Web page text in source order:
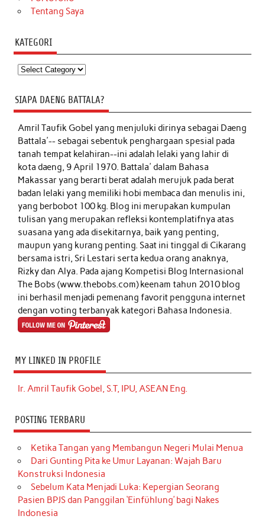
Tentang Saya
KATEGORI
Kategori
SIAPA DAENG BATTALA?
Amril Taufik Gobelyang menjuluki dirinya sebagai Daeng
Battala'-- sebagai sebentuk penghargaan spesial pada
tanah tempat kelahiran--ini adalah lelaki yang lahir di
kota daeng, 9 April 1970. Battala' dalam Bahasa
Makassar yang berarti berat adalah merujuk pada berat
badan lelaki yang memiliki hobi membaca dan menulis ini,
yang berbobot 100 kg. Blog ini merupakan kumpulan
tulisan yang merupakan refleksi kontemplatifnya atas
suasana yang ada disekitarnya, baik yang penting,
maupun yang kurang penting. Saat ini tinggal di Cikarang
bersama istri, Sri Lestari serta kedua orang anaknya,
Rizky dan Alya. Pada ajang Kompetisi Blog Internasional
The Bobs (www.thebobs.com) keenam tahun 2010 blog
ini berhasil menjadi pemenang favorit pengguna internet
dengan voting terbanyak kategori Bahasa Indonesia.
MY LINKED IN PROFILE
Ir. Amril Taufik Gobel, S.T, IPU, ASEAN Eng.
POSTING TERBARU
Ketika Tangan yang Membangun Negeri Mulai Menua
Dari Gunting Pita ke Umur Layanan: Wajah Baru
Konstruksi Indonesia
Sebelum Kata Menjadi Luka: Kepergian Seorang
Pasien BPJS dan Panggilan ‘Einfühlung’ bagi Nakes
Indonesia